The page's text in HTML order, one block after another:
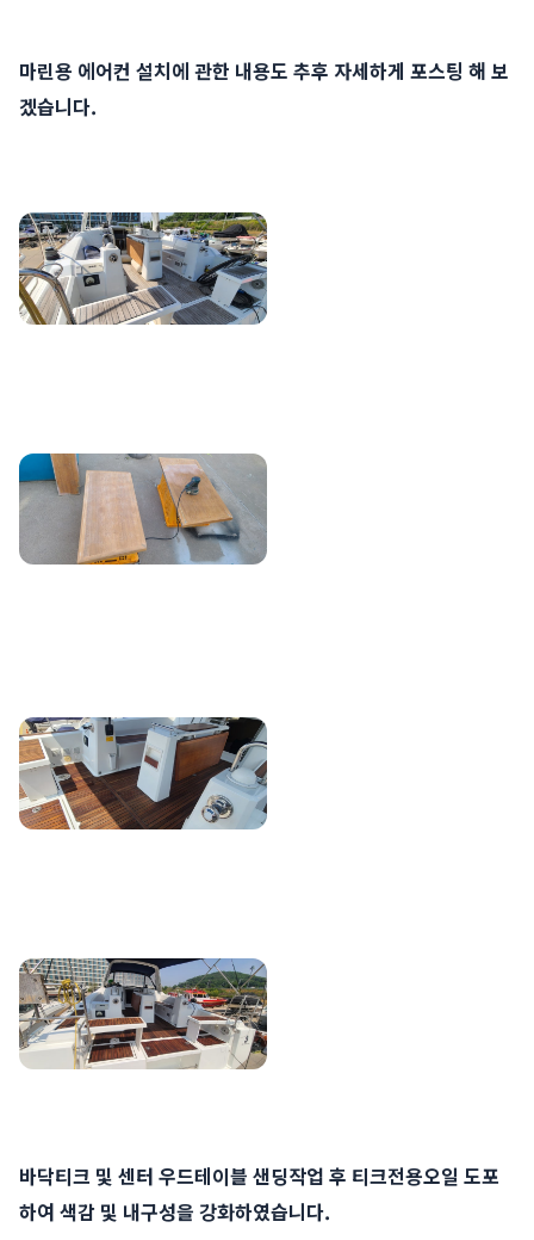
마린용 에어컨 설치에 관한 내용도 추후 자세하게 포스팅 해 보
겠습니다.
바닥티크 및 센터 우드테이블 샌딩작업 후 티크전용오일 도포
하여 색감 및 내구성을 강화하였습니다.